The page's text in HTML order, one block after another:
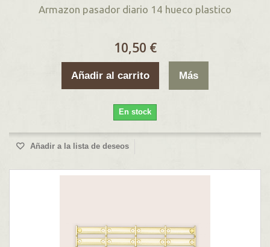
Armazon pasador diario 14 hueco plastico
10,50 €
Añadir al carrito Más
En stock
Añadir a la lista de deseos